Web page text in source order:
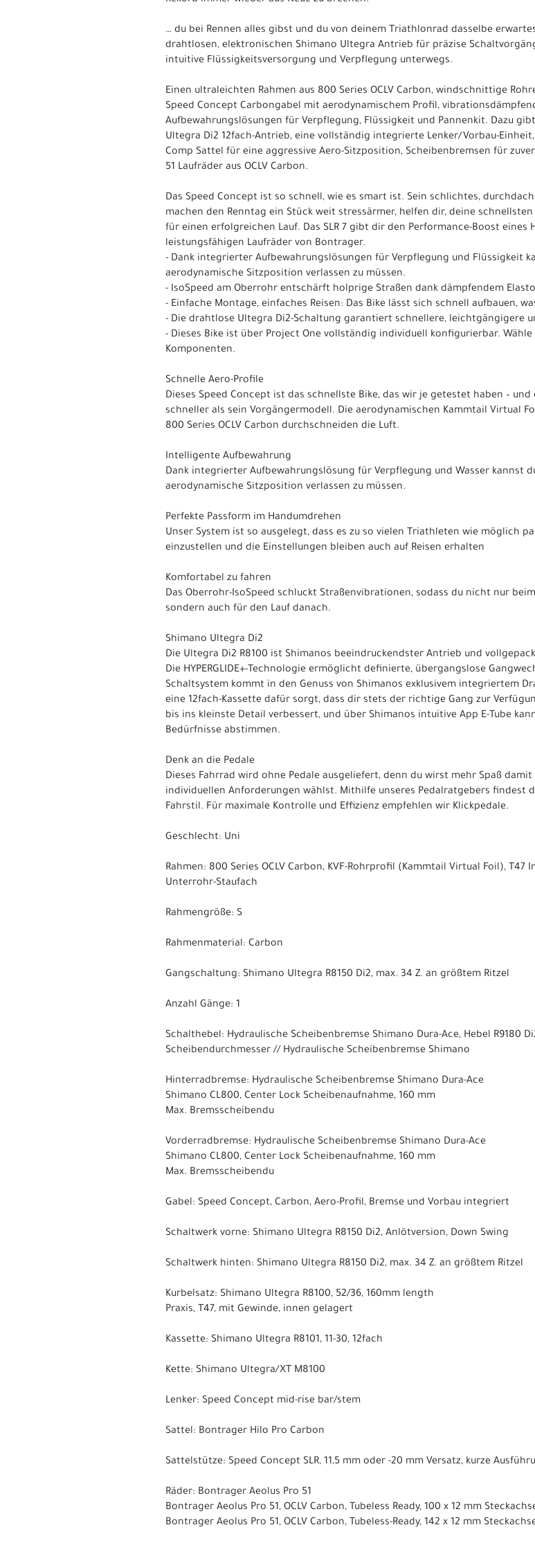
… du bei Rennen alles gibst und du von deinem Triathlonrad dasselbe
drahtlosen, elektronischen Shimano Ultegra Antrieb für präzise
intuitive Flüssigkeitsversorgung und Verpflegung unterwegs.
Einen ultraleichten Rahmen aus 800 Series OCLV Carbon, windschnittige
Speed Concept Carbongabel mit aerodynamischem Profil,
Aufbewahrungslösungen für Verpflegung, Flüssigkeit und Pannenkit. Dazu
Ultegra Di2 12fach-Antrieb, eine vollständig integrierte Lenker/Vorbau-
Comp Sattel für eine aggressive Aero-Sitzposition, Scheibenbremsen für
51 Laufräder aus OCLV Carbon.
Das Speed Concept ist so schnell, wie es smart ist. Sein schlichtes,
machen den Renntag ein Stück weit stressärmer, helfen dir, deine
für einen erfolgreichen Lauf. Das SLR 7 gibt dir den Performance-Boost
leistungsfähigen Laufräder von Bontrager.
- Dank integrierter Aufbewahrungslösungen für Verpflegung und Flüssigkeit
aerodynamische Sitzposition verlassen zu müssen.
- IsoSpeed am Oberrohr entschärft holprige Straßen dank dämpfendem
- Einfache Montage, einfaches Reisen: Das Bike lässt sich schnell aufbauen,
- Die drahtlose Ultegra Di2-Schaltung garantiert schnellere, leichtgängigere
- Dieses Bike ist über Project One vollständig individuell konfigurierbar.
Komponenten.
Schnelle Aero-Profile
Dieses Speed Concept ist das schnellste Bike, das wir je getestet haben –
schneller als sein Vorgängermodell. Die aerodynamischen Kammtail Virtual
800 Series OCLV Carbon durchschneiden die Luft.
Intelligente Aufbewahrung
Dank integrierter Aufbewahrungslösung für Verpflegung und Wasser kannst
aerodynamische Sitzposition verlassen zu müssen.
Perfekte Passform im Handumdrehen
Unser System ist so ausgelegt, dass es zu so vielen Triathleten wie möglich
einzustellen und die Einstellungen bleiben auch auf Reisen erhalten
Komfortabel zu fahren
Das Oberrohr-IsoSpeed schluckt Straßenvibrationen, sodass du nicht nur
sondern auch für den Lauf danach.
Shimano Ultegra Di2
Die Ultegra Di2 R8100 ist Shimanos beeindruckendster Antrieb und
Die HYPERGLIDE+-Technologie ermöglicht definierte, übergangslose
Schaltsystem kommt in den Genuss von Shimanos exklusivem integriertem
eine 12fach-Kassette dafür sorgt, dass dir stets der richtige Gang zur
bis ins kleinste Detail verbessert, und über Shimanos intuitive App E-Tube
Bedürfnisse abstimmen.
Denk an die Pedale
Dieses Fahrrad wird ohne Pedale ausgeliefert, denn du wirst mehr Spaß
individuellen Anforderungen wählst. Mithilfe unseres Pedalratgebers findest
Fahrstil. Für maximale Kontrolle und Effizienz empfehlen wir Klickpedale.
Geschlecht: Uni
Rahmen: 800 Series OCLV Carbon, KVF-Rohrprofil (Kammtail Virtual Foil),
Unterrohr-Staufach
Rahmengröße: S
Rahmenmaterial: Carbon
Gangschaltung: Shimano Ultegra R8150 Di2, max. 34 Z. an größtem Ritzel
Anzahl Gänge: 1
Schalthebel: Hydraulische Scheibenbremse Shimano Dura-Ace, Hebel R9180
Scheibendurchmesser // Hydraulische Scheibenbremse Shimano
Hinterradbremse: Hydraulische Scheibenbremse Shimano Dura-Ace
Shimano CL800, Center Lock Scheibenaufnahme, 160 mm
Max. Bremsscheibendu
Vorderradbremse: Hydraulische Scheibenbremse Shimano Dura-Ace
Shimano CL800, Center Lock Scheibenaufnahme, 160 mm
Max. Bremsscheibendu
Gabel: Speed Concept, Carbon, Aero-Profil, Bremse und Vorbau integriert
Schaltwerk vorne: Shimano Ultegra R8150 Di2, Anlötversion, Down Swing
Schaltwerk hinten: Shimano Ultegra R8150 Di2, max. 34 Z. an größtem Ritzel
Kurbelsatz: Shimano Ultegra R8100, 52/36, 160mm length
Praxis, T47, mit Gewinde, innen gelagert
Kassette: Shimano Ultegra R8101, 11-30, 12fach
Kette: Shimano Ultegra/XT M8100
Lenker: Speed Concept mid-rise bar/stem
Sattel: Bontrager Hilo Pro Carbon
Sattelstütze: Speed Concept SLR, 11,5 mm oder -20 mm Versatz, kurze
Räder: Bontrager Aeolus Pro 51
Bontrager Aeolus Pro 51, OCLV Carbon, Tubeless Ready, 100 x 12 mm
Bontrager Aeolus Pro 51, OCLV Carbon, Tubeless-Ready, 142 x 12 mm